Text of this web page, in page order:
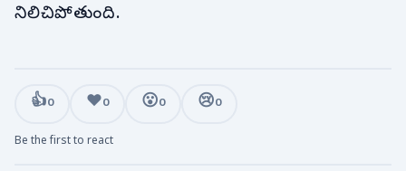
నిలిచిపోతుంది.
👍0 ❤️0 😮0 😢0
Be the first to react